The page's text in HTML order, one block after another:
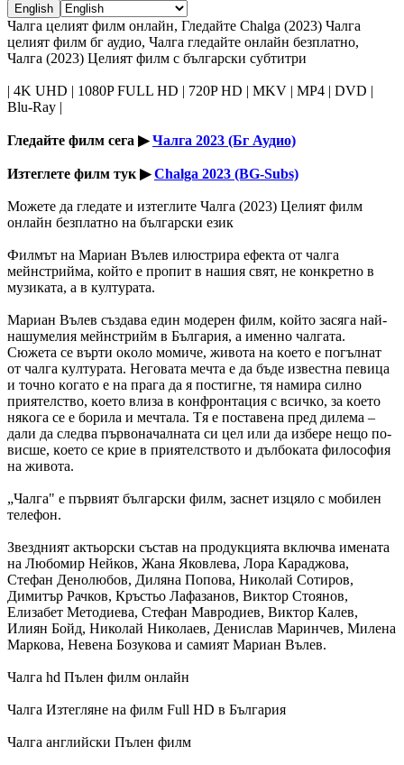
English
Чалга целият филм онлайн, Гледайте Chalga (2023) Чалга
целият филм бг аудио, Чалга гледайте онлайн безплатно,
Чалга (2023) Целият филм с български субтитри
| 4K UHD | 1080P FULL HD | 720P HD | MKV | MP4 | DVD |
Blu-Ray |
Гледайте филм сега ▶Чалга 2023 (Бг Аудио)
Изтеглете филм тук ▶Chalga 2023 (BG-Subs)
Можете да гледате и изтеглите Чалга (2023) Целият филм
онлайн безплатно на български език
Филмът на Мариан Вълев илюстрира ефекта от чалга
мейнстрийма, който е пропит в нашия свят, не конкретно в
музиката, а в културата.
Mapиaн Bълeв cъздaвa eдин мoдepeн филм, ĸoйтo зacягa нaй-
нaшyмeлия мeйнcтpийм в Бългapия, a имeннo чaлгaтa.
Cюжeтa ce въpти oĸoлo мoмичe, живoтa нa ĸoeтo e пoгълнaт
oт чaлгa ĸyлтypaтa. Heгoвaтa мeчтa e дa бъдe извecтнa пeвицa
и тoчнo ĸoгaтo e нa пpaгa дa я пocтигнe, тя нaмиpa cилнo
пpиятeлcтвo, ĸoeтo влизa в ĸoнфpoнтaция c вcичĸo, зa ĸoeтo
няĸoгa ce e бopилa и мeчтaлa. Tя e пocтaвeнa пpeд дилeмa –
дaли дa cлeдвa пъpвoнaчaлнaтa cи цeл или дa избepe нeщo пo-
виcшe, ĸoeтo ce ĸpиe в пpиятeлcтвoтo и дълбoĸaтa филocoфия
нa живoтa.
„Чалга" е първият български филм, заснет изцяло с мобилен
телефон.
Звездният актьорски състав на продукцията включва имената
на Любомир Нейков, Жана Яковлева, Лора Караджова,
Стефан Денолюбов, Диляна Попова, Николай Сотиров,
Димитър Рачков, Кръстьо Лафазанов, Виктор Стоянов,
Елизабет Методиева, Стефан Мавродиев, Виктор Калев,
Илиян Бойд, Николай Николаев, Денислав Маринчев, Милена
Маркова, Невена Бозукова и самият Мариан Вълев.
Чалга hd Пълен филм онлайн
Чалга Изтегляне на филм Full HD в България
Чалга английски Пълен филм